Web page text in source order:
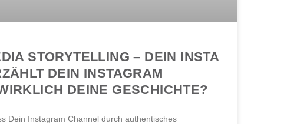
STORYTELLING – DEIN INSTA
DEIN INSTAGRAM
DEINE GESCHICHTE?
Dein Instagram Channel durch authentisches